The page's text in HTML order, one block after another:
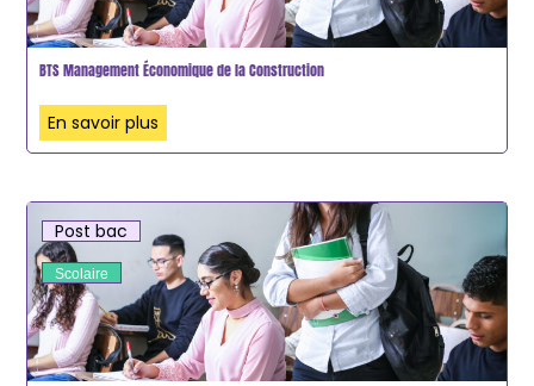
BTS Management Économique de la Construction
En savoir plus
Post bac
Scolaire